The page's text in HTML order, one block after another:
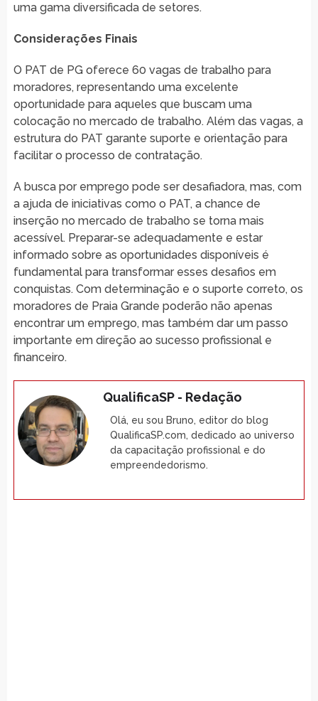
uma gama diversificada de setores.
Considerações Finais
O PAT de PG oferece 60 vagas de trabalho para
moradores, representando uma excelente
oportunidade para aqueles que buscam uma
colocação no mercado de trabalho. Além das vagas, a
estrutura do PAT garante suporte e orientação para
facilitar o processo de contratação.
A busca por emprego pode ser desafiadora, mas, com
a ajuda de iniciativas como o PAT, a chance de
inserção no mercado de trabalho se torna mais
acessível. Preparar-se adequadamente e estar
informado sobre as oportunidades disponíveis é
fundamental para transformar esses desafios em
conquistas. Com determinação e o suporte correto, os
moradores de Praia Grande poderão não apenas
encontrar um emprego, mas também dar um passo
importante em direção ao sucesso profissional e
financeiro.
QualificaSP - Redação
Olá, eu sou Bruno, editor do blog
QualificaSP.com, dedicado ao universo
da capacitação profissional e do
empreendedorismo.